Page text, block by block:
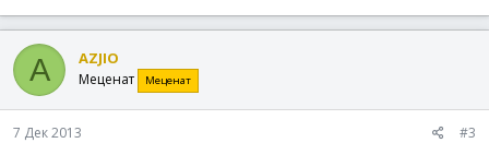
A AZJIO
Меценат Меценат
7 Дек 2013 #3